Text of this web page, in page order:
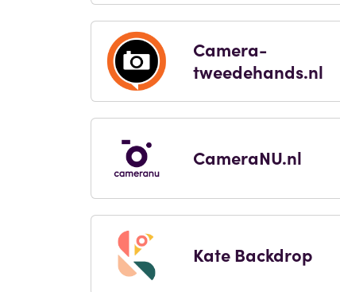
Camera-
tweedehands.nl
CameraNU.nl
Kate Backdrop